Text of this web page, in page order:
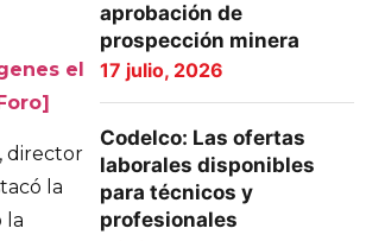
el
director
la
la
aprobación de
prospección minera
17 julio, 2026
Codelco: Las ofertas
laborales disponibles
para técnicos y
profesionales